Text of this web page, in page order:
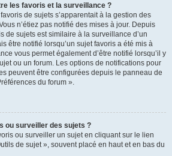
les favoris et la surveillance ?
de sujets s’apparentait à la gestion des
n’étiez pas notifié des mises à jour. Depuis
de sujets est similaire à la surveillance d’un
être notifié lorsqu’un sujet favoris a été mis à
vous permet également d’être notifié lorsqu’il y
ou un forum. Les options de notifications pour
peuvent être configurées depuis le panneau de
du forum ».
ou surveiller des sujets ?
ou surveiller un sujet en cliquant sur le lien
de sujet », souvent placé en haut et en bas du